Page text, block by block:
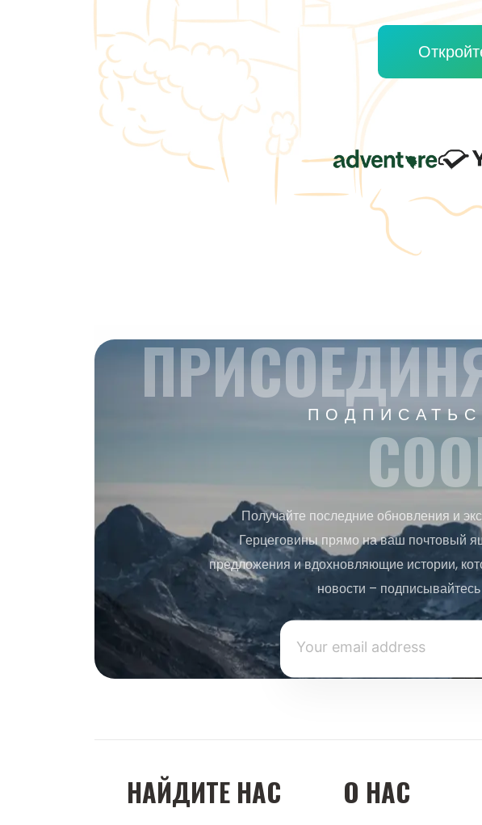
Получайте последние обновления и
Герцеговины прямо на ваш почтовый
предложения и вдохновляющие истории,
новости –
НАЙДИТЕ НАС О НАС